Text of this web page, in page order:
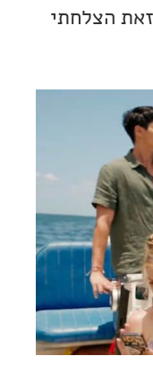
הצלחתי